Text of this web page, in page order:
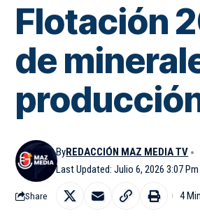
Flotación
de
Last Updated: Julio 6, 2026 3:07 Pm
ByREDACCIÓN MAZ MEDIA TV
Share 4